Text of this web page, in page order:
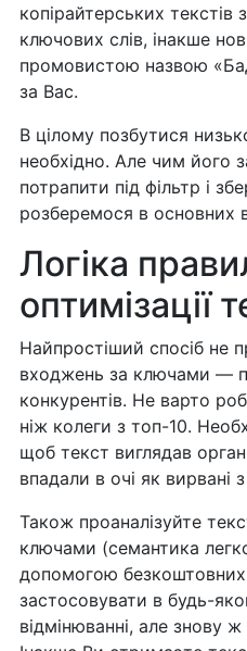
копірайтерських
ключових слів, інакше
промовистою назвою
за Вас.
В цілому позбутися
необхідно. Але чим його
потрапити під фільтр і
розберемося в основних
Логіка
оптимізації
Найпростіший спосіб не
входжень за ключами —
конкурентів. Не варто
ніж колеги з топ-10.
щоб текст виглядав
впадали в очі як вирвані
Також проаналізуйте
ключами (семантика
допомогою безкоштовних
застосовувати в будь-
відмінюванні, але знову